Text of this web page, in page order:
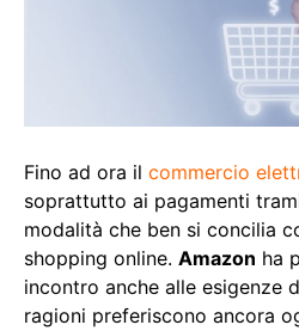
Fino ad ora il commercio
soprattutto ai pagamenti
modalità che ben si concilia
shopping online. Amazon ha
incontro anche alle esigenze
ragioni preferiscono ancora